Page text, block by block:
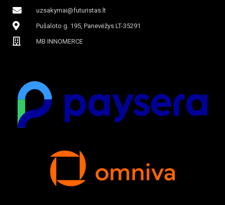
uzsakymai@futuristas.lt
Pušaloto g. 195, Panevėžys LT-35291
MB INNOMERCE